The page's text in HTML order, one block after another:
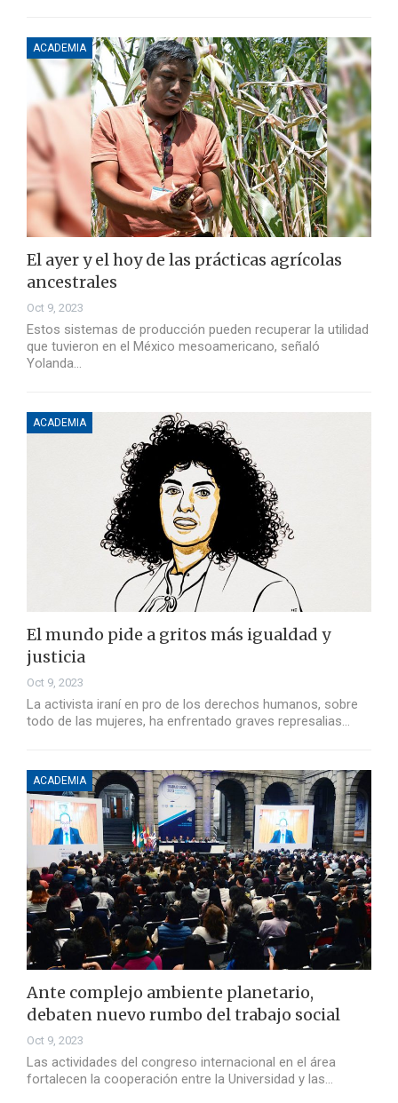
ACADEMIA
El ayer y el hoy de las prácticas agrícolas
ancestrales
Oct 9, 2023
Estos sistemas de producción pueden recuperar la utilidad
que tuvieron en el México mesoamericano, señaló
Yolanda…
ACADEMIA
El mundo pide a gritos más igualdad y
justicia
Oct 9, 2023
La activista iraní en pro de los derechos humanos, sobre
todo de las mujeres, ha enfrentado graves represalias…
ACADEMIA
Ante complejo ambiente planetario,
debaten nuevo rumbo del trabajo social
Oct 9, 2023
Las actividades del congreso internacional en el área
fortalecen la cooperación entre la Universidad y las…